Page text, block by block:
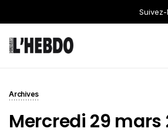
Suivez-
Archives
Mercredi 29 mars